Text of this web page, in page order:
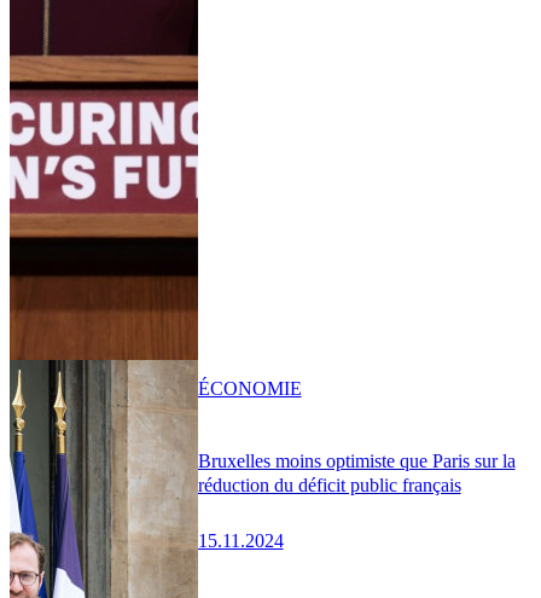
Bruxelles moins optimiste que Paris sur la
réduction du déficit public français
15.11.2024
ÉCONOMIE